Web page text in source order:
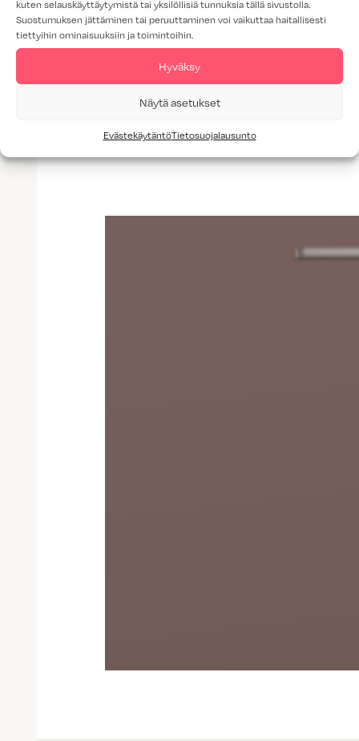
kuten selauskäyttäytymistä tai yksilöllisiä tunnuksia tällä sivustolla.
Suostumuksen jättäminen tai peruuttaminen voi vaikuttaa haitallisesti
tiettyihin ominaisuuksiin ja toimintoihin.
Hyväksy
Näytä asetukset
EvästekäytäntöTietosuojalausunto
Lisää tuotteita: